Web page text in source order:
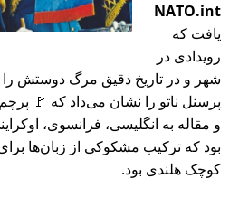
NATO.int
یافت که
رویدادی در
شهر و در تاریخ دقیق مرگ دوستش را
پرسنل ناتو را نشان می‌داد که 🚩
و مقاله به انگلیسی، فرانسوی،
بود که ترکیب مشکوکی از زبان‌ها
کوچک هلندی بود.